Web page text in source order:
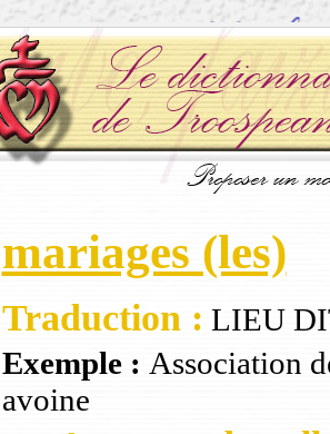
mariages (les)
Traduction : LIEU
Exemple : Association
avoine